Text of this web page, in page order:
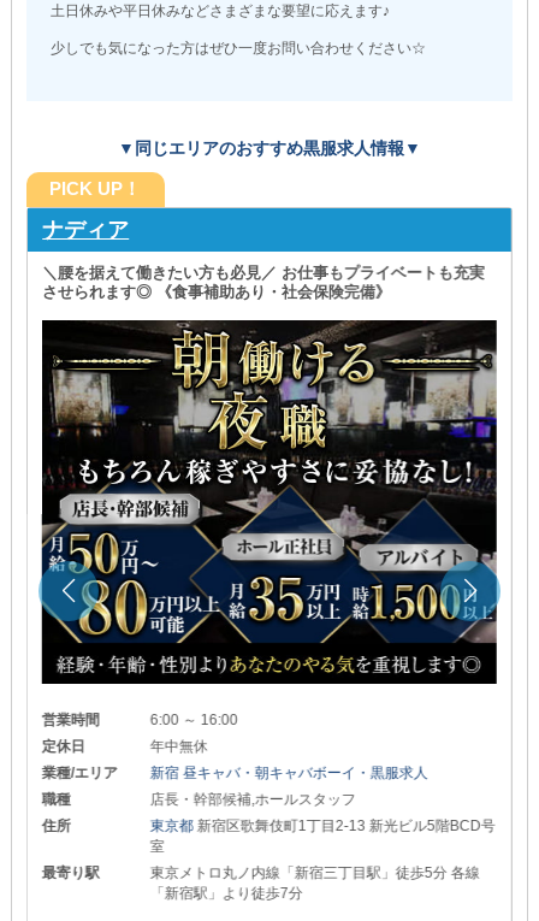
土日休みや平日休みなどさまざまな要望に応えます♪
少しでも気になった方はぜひ一度お問い合わせください☆
▼同じエリアのおすすめ黒服求人情報▼
PICK UP！
ナディア
＼腰を据えて働きたい方も必見／ お仕事もプライベートも充実
させられます◎ 《食事補助あり・社会保険完備》
営業時間
6:00 ～ 16:00
定休日
年中無休
業種/エリア
新宿 昼キャバ・朝キャバボーイ・黒服求人
職種
店長・幹部候補,ホールスタッフ
住所
東京都 新宿区歌舞伎町1丁目2-13 新光ビル5階BCD号
室
最寄り駅
東京メトロ丸ノ内線「新宿三丁目駅」徒歩5分 各線
「新宿駅」より徒歩7分